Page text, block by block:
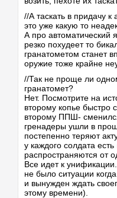
//А таскать в придачу
это уже какую то
А про автоматический
резко похудеет то
гранатометом станет
оружие тоже крайне
//Так не проще ли
гранатомет?
Нет. Посмотрите на
второму копье быстро
второму ППШ-
гренадеры ушли в
постепенно теряют
у каждого солдата
распространяются от
Все идет к
не было ситуации
и вынужден ждать
этому времени).